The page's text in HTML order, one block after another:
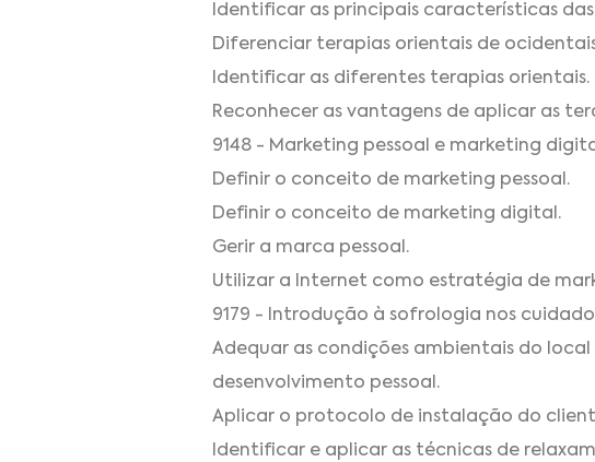
Identificar as principais características
Diferenciar terapias orientais de
Identificar as diferentes terapias orientais.
Reconhecer as vantagens de aplicar as
9148 - Marketing pessoal e marketing
Definir o conceito de marketing pessoal.
Definir o conceito de marketing digital.
Gerir a marca pessoal.
Utilizar a Internet como estratégia de
9179 - Introdução à sofrologia nos
Adequar as condições ambientais do
desenvolvimento pessoal.
Aplicar o protocolo de instalação do
Identificar e aplicar as técnicas de